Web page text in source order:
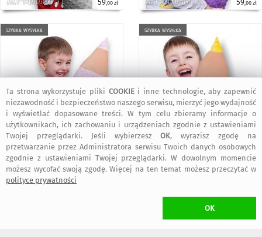
59,00 zł 59,00 zł
szybka wysyłka
59 ,00 zł
szybka wysyłka
59 ,00 zł
KOSZT TRANSPORTU
dogodny typ przesyłki wybierzesz w trakcie składania zamówienia
Ta strona wykorzystuje pliki COOKIEi inne technologie, aby zapewnić
niezawodność i bezpieczeństwo naszego serwisu, mierzyć jego wydajność
i wyświetlać dopasowane treści. W tym celu zbieramy informacje o
użytkownikach, ich zachowaniu i urządzeniach zgodnie z ustawieniami
Twojej przeglądarki. Jeśli wybierzeszOK, wyrazisz zgodę na
przetwarzanie przez Administratora serwisu Twoich danych osobowych
zgodnie z ustawieniami Twojej przeglądarki. W dowolnym momencie
możesz wycofać swoją zgodę. Więcej na ten temat możesz przeczytać w
polityce prywatności
OK